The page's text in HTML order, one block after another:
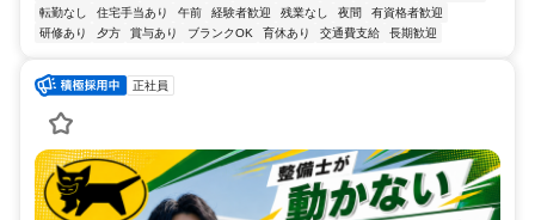
転勤なし
住宅手当あり 午前 経験者歓迎 残業なし 夜間
有資格者歓迎
研修あり
夕方 賞与あり ブランクOK 育休あり 交通費支給 長期歓迎
正社員